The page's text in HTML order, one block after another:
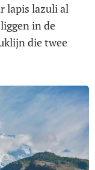
lapis lazuli al
in de
die twee